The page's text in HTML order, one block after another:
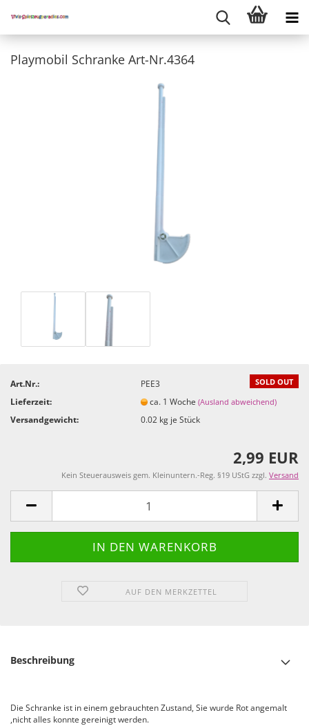
Playmobil Schranke Art-Nr.4364
SOLD OUT
Art.Nr.:
PEE3
Lieferzeit:
ca. 1 Woche(Ausland abweichend)
Versandgewicht: 0.02 kg je Stück
2,99 EUR
Kein Steuerausweis gem. Kleinuntern.-Reg. §19 UStG zzgl. Versand
AUF DEN MERKZETTEL
Beschreibung
Die Schranke ist in einem gebrauchten Zustand, Sie wurde Rot angemalt
,nicht alles konnte gereinigt werden.